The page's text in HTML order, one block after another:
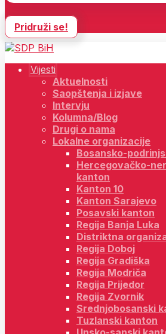
Pridruži se!
Vijesti
Aktuelnosti
Saopštenja i izjave
Intervju
Kolumna/Blog
Drugi o nama
Lokalne organizacije
Bosansko-
Hercegovačko-
kanton
Kanton 10
Kanton Sarajevo
Posavski kanton
Regija Banja Luka
Distriktna
Regija Doboj
Regija Gradiška
Regija Modriča
Regija Prijedor
Regija Zvornik
Srednjobosanski
Tuzlanski kanton